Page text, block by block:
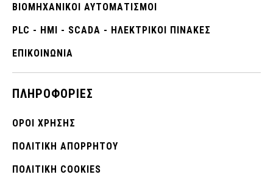
ΒΙΟΜΗΧΑΝΙΚΟΊ ΑΥΤΟΜΑΤΙΣΜΟΊ
PLC - HMI - SCADA - ΗΛΕΚΤΡΙΚΟΙ ΠΙΝΑΚΕΣ
ΕΠΙΚΟΙΝΩΝΊΑ
ΠΛΗΡΟΦΟΡΊΕΣ
ΌΡΟΙ ΧΡΉΣΗΣ
ΠΟΛΙΤΙΚΉ ΑΠΟΡΡΉΤΟΥ
ΠΟΛΙΤΙΚΉ COOKIES